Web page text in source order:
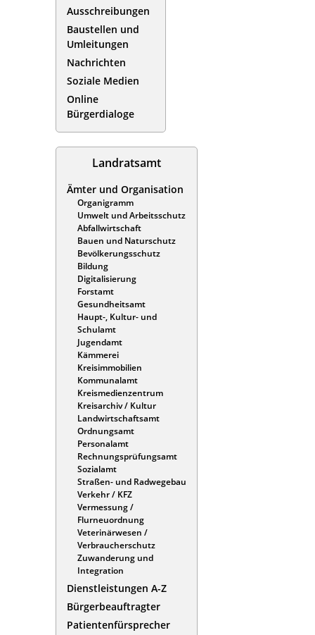
Ausschreibungen
Baustellen und
Umleitungen
Nachrichten
Soziale Medien
Online
Bürgerdialoge
Landratsamt
Ämter und Organisation
Organigramm
Umwelt und Arbeitsschutz
Abfallwirtschaft
Bauen und Naturschutz
Bevölkerungsschutz
Bildung
Digitalisierung
Forstamt
Gesundheitsamt
Haupt-, Kultur- und
Schulamt
Jugendamt
Kämmerei
Kreisimmobilien
Kommunalamt
Kreismedienzentrum
Kreisarchiv / Kultur
Landwirtschaftsamt
Ordnungsamt
Personalamt
Rechnungsprüfungsamt
Sozialamt
Straßen- und Radwegebau
Verkehr / KFZ
Vermessung /
Flurneuordnung
Veterinärwesen /
Verbraucherschutz
Zuwanderung und
Integration
Dienstleistungen A-Z
Bürgerbeauftragter
Patientenfürsprecher